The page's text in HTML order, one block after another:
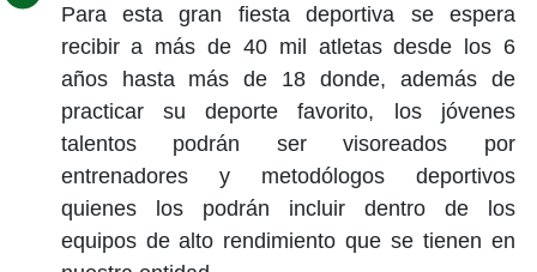
Para esta gran fiesta deportiva se espera
recibir a más de 40 mil atletas desde los 6
años hasta más de 18 donde, además de
practicar su deporte favorito, los jóvenes
talentos podrán ser visoreados por
entrenadores y metodólogos deportivos
quienes los podrán incluir dentro de los
equipos de alto rendimiento que se tienen en